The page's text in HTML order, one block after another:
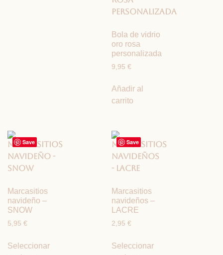
Bola de vidrio
oro rosa
personalizada
9,95 €
Añadir al
carrito
Save
Marcasitios
navideño –
SNOW
5,95 €
Seleccionar
Save
Marcasitios
navideños –
LACRE
2,95 €
Seleccionar